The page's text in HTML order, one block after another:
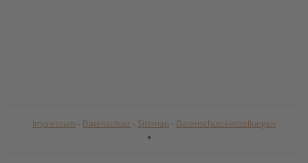
Impressum - Datenschutz - Sitemap- Datenschutzeinstellungen